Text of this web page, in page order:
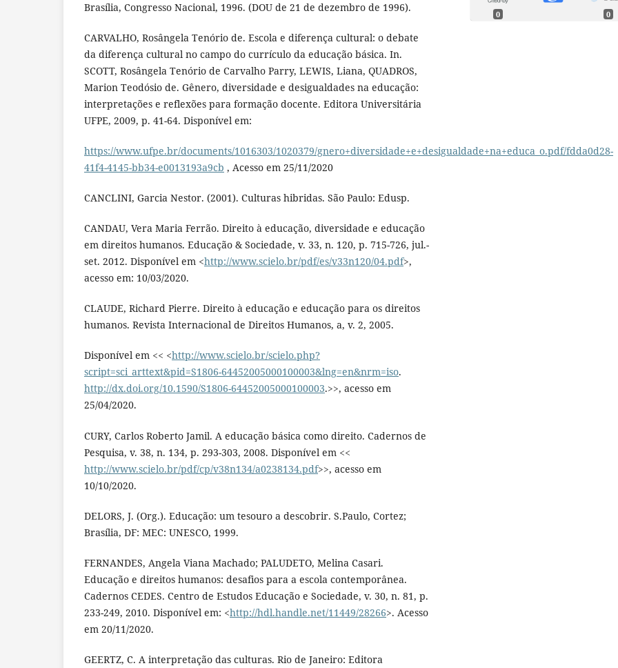
Brasília, Congresso Nacional, 1996. (DOU de 21 de dezembro de 1996).
CARVALHO, Rosângela Tenório de. Escola e diferença cultural: o debate
da diferença cultural no campo do currículo da educação básica. In.
SCOTT, Rosângela Tenório de Carvalho Parry, LEWIS, Liana, QUADROS,
Marion Teodósio de. Gênero, diversidade e desigualdades na educação:
interpretações e reflexões para formação docente. Editora Universitária
UFPE, 2009, p. 41-64. Disponível em:
https://www.ufpe.br/documents/1016303/1020379/gnero+diversidade+e+desigualdade+na+educa_o.pdf/fdda0d28-
41f4-4145-bb34-e0013193a9cb , Acesso em 25/11/2020
CANCLINI, Garcia Nestor. (2001). Culturas hibridas. São Paulo: Edusp.
CANDAU, Vera Maria Ferrão. Direito à educação, diversidade e educação
em direitos humanos. Educação & Sociedade, v. 33, n. 120, p. 715-726, jul.-
set. 2012. Disponível em <http://www.scielo.br/pdf/es/v33n120/04.pdf>,
acesso em: 10/03/2020.
CLAUDE, Richard Pierre. Direito à educação e educação para os direitos
humanos. Revista Internacional de Direitos Humanos, a, v. 2, 2005.
Disponível em << <http://www.scielo.br/scielo.php?
script=sci_arttext&pid=S1806-64452005000100003&lng=en&nrm=iso.
http://dx.doi.org/10.1590/S1806-64452005000100003.>>, acesso em
25/04/2020.
CURY, Carlos Roberto Jamil. A educação básica como direito. Cadernos de
Pesquisa, v. 38, n. 134, p. 293-303, 2008. Disponível em <<
http://www.scielo.br/pdf/cp/v38n134/a0238134.pdf>>, acesso em
10/10/2020.
DELORS, J. (Org.). Educação: um tesouro a descobrir. S.Paulo, Cortez;
Brasília, DF: MEC: UNESCO, 1999.
FERNANDES, Angela Viana Machado; PALUDETO, Melina Casari.
Educação e direitos humanos: desafios para a escola contemporânea.
Cadernos CEDES. Centro de Estudos Educação e Sociedade, v. 30, n. 81, p.
233-249, 2010. Disponível em: <http://hdl.handle.net/11449/28266>. Acesso
em 20/11/2020.
GEERTZ, C. A interpretação das culturas. Rio de Janeiro: Editora
0 0